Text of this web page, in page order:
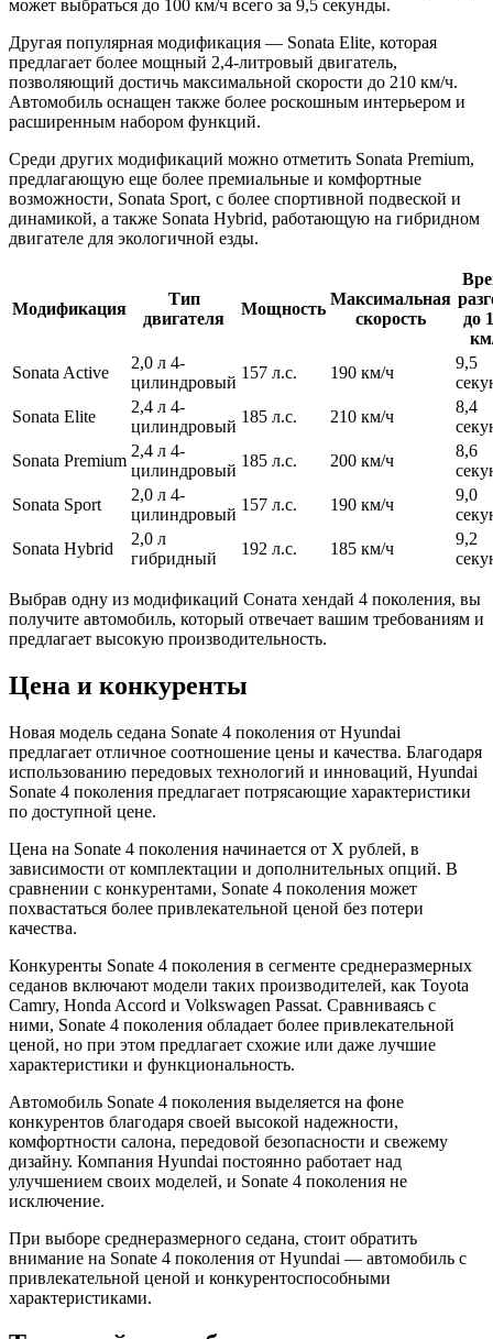
может выбраться до 100 км/ч всего за 9,5 секунды.
Другая популярная модификация — Sonata Elite, которая
предлагает более мощный 2,4-литровый двигатель,
позволяющий достичь максимальной скорости до 210 км/ч.
Автомобиль оснащен также более роскошным интерьером и
расширенным набором функций.
Среди других модификаций можно отметить Sonata Premium,
предлагающую еще более премиальные и комфортные
возможности, Sonata Sport, с более спортивной подвеской и
динамикой, а также Sonata Hybrid, работающую на гибридном
двигателе для экологичной езды.
Модификация
Тип
двигателя
Мощность
Максимальная
скорость
до
Sonata Active
2,0 л 4-
цилиндровый
157 л.с. 190 км/ч
9,5
Sonata Elite
2,4 л 4-
цилиндровый
185 л.с. 210 км/ч
8,4
Sonata Premium
2,4 л 4-
цилиндровый
185 л.с. 200 км/ч
8,6
Sonata Sport
2,0 л 4-
цилиндровый
157 л.с. 190 км/ч
9,0
Sonata Hybrid
2,0 л
гибридный
192 л.с. 185 км/ч
9,2
Выбрав одну из модификаций Соната хендай 4 поколения, вы
получите автомобиль, который отвечает вашим требованиям и
предлагает высокую производительность.
Цена и конкуренты
Новая модель седана Sonate 4 поколения от Hyundai
предлагает отличное соотношение цены и качества. Благодаря
использованию передовых технологий и инноваций, Hyundai
Sonate 4 поколения предлагает потрясающие характеристики
по доступной цене.
Цена на Sonate 4 поколения начинается от X рублей, в
зависимости от комплектации и дополнительных опций. В
сравнении с конкурентами, Sonate 4 поколения может
похвастаться более привлекательной ценой без потери
качества.
Конкуренты Sonate 4 поколения в сегменте среднеразмерных
седанов включают модели таких производителей, как Toyota
Camry, Honda Accord и Volkswagen Passat. Сравниваясь с
ними, Sonate 4 поколения обладает более привлекательной
ценой, но при этом предлагает схожие или даже лучшие
характеристики и функциональность.
Автомобиль Sonate 4 поколения выделяется на фоне
конкурентов благодаря своей высокой надежности,
комфортности салона, передовой безопасности и свежему
дизайну. Компания Hyundai постоянно работает над
улучшением своих моделей, и Sonate 4 поколения не
исключение.
При выборе среднеразмерного седана, стоит обратить
внимание на Sonate 4 поколения от Hyundai — автомобиль с
привлекательной ценой и конкурентоспособными
характеристиками.